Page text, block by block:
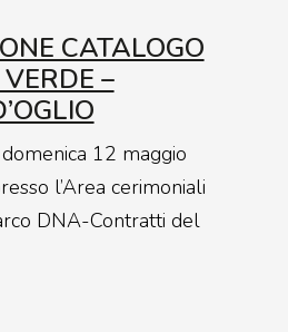
CATALOGO
–
12 maggio
l’Area cerimoniali
DNA-Contratti del